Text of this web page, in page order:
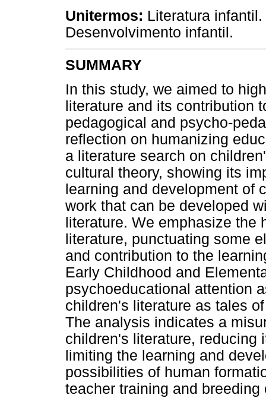
Unitermos: Literatura
Desenvolvimento infantil.
SUMMARY
In this study, we aimed to
literature and its contribution
pedagogical and psycho-
reflection on humanizing
a literature search on
cultural theory, showing its
learning and development of
work that can be developed
literature. We emphasize
literature, punctuating some
and contribution to the
Early Childhood and
psychoeducational attention
children's literature as tales
The analysis indicates a
children's literature, reducing
limiting the learning and
possibilities of human
teacher training and breeding